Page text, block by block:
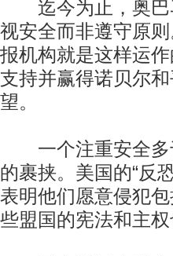
迄今为止，奥巴
视安全而非遵守原
报机构就是这样运
支持并赢得诺贝尔
望。
一个注重安全多
的裹挟。美国的“反
表明他们愿意侵犯
些盟国的宪法和主